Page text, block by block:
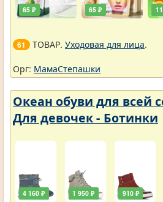
65 ₽ 65 ₽
61 ТОВАР. Уходовая для лица.
Орг: МамаСтепашки
Океан обуви для всей
Для девочек - Ботинки
4 160 ₽ 1 950 ₽ 910 ₽